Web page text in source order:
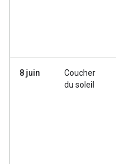
8 juin
Coucher
du soleil